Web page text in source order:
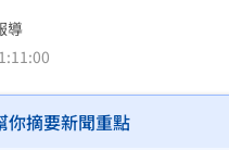
導
你摘要新聞重點